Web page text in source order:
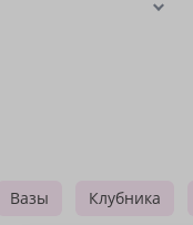
Вазы Клубника